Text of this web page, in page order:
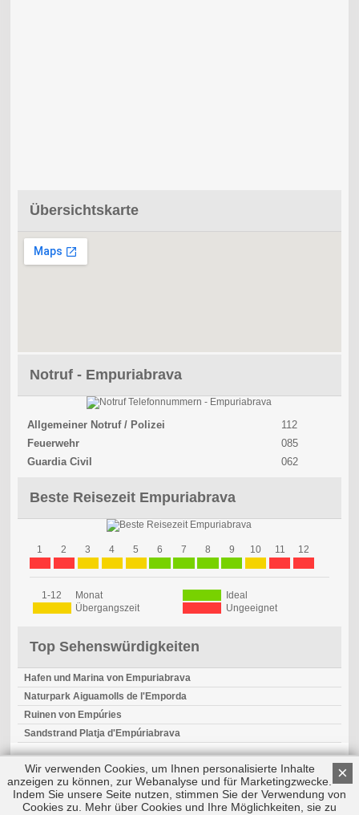
Übersichtskarte
Notruf - Empuriabrava
Allgemeiner Notruf / Polizei
112
Feuerwehr
085
Guardia Civil
062
Beste Reisezeit Empuriabrava
1 2 3 4 5 6 7 8 9 10 11 12
1-12 Monat
Ideal
Übergangszeit
Ungeeignet
Top Sehenswürdigkeiten
Hafen und Marina von Empuriabrava
Naturpark Aiguamolls de l'Emporda
Ruinen von Empúries
Sandstrand Platja d'Empúriabrava
Copyright © 2026 by Triplemind GmbH
Nach oben
×
Wir verwenden Cookies, um Ihnen personalisierte Inhalte
anzeigen zu können, zur Webanalyse und für Marketingzwecke.
Indem Sie unsere Seite nutzen, stimmen Sie der Verwendung von
Cookies zu. Mehr über Cookies und Ihre Möglichkeiten, sie zu